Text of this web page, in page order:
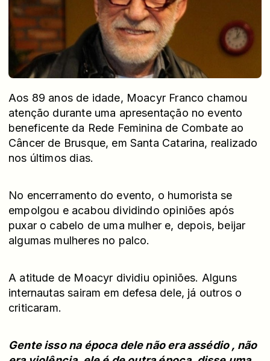
Aos 89 anos de idade, Moacyr Franco chamou
atenção durante uma apresentação no evento
beneficente da Rede Feminina de Combate ao
Câncer de Brusque, em Santa Catarina, realizado
nos últimos dias.
No encerramento do evento, o humorista se
empolgou e acabou dividindo opiniões após
puxar o cabelo de uma mulher e, depois, beijar
algumas mulheres no palco.
A atitude de Moacyr dividiu opiniões. Alguns
internautas sairam em defesa dele, já outros o
criticaram.
Gente isso na época dele não era assédio , não